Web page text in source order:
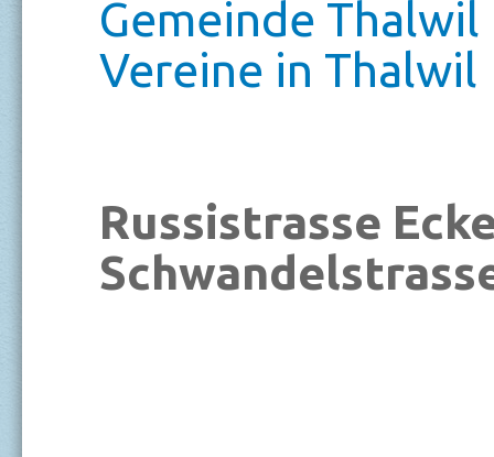
Gemeinde Thalwil
Vereine in Thalwil
Russistrasse